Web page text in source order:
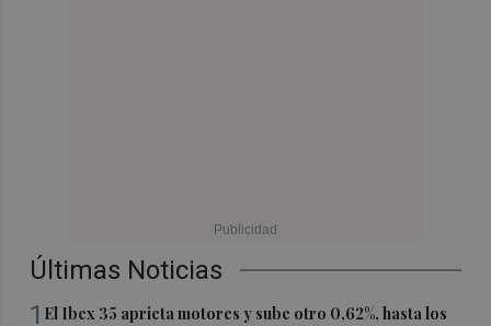
Últimas Noticias
1 El Ibex 35 aprieta motores y sube otro 0,62%, hasta los